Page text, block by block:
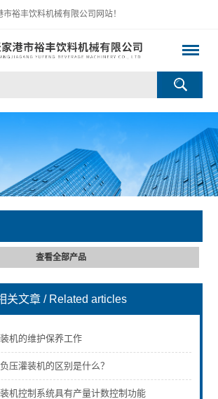
裕丰饮料机械有限公司网站！
有限公司
查看全部产品
关文章 / Related articles
机的维护保养工作
压灌装机的区别是什么？
机控制系统具有产量计数控制功能